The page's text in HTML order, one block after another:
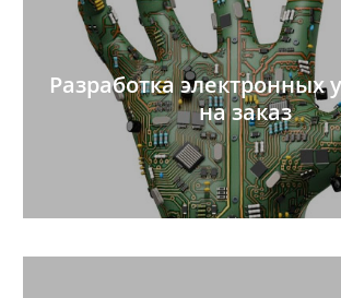
Разработка электронных
на заказ